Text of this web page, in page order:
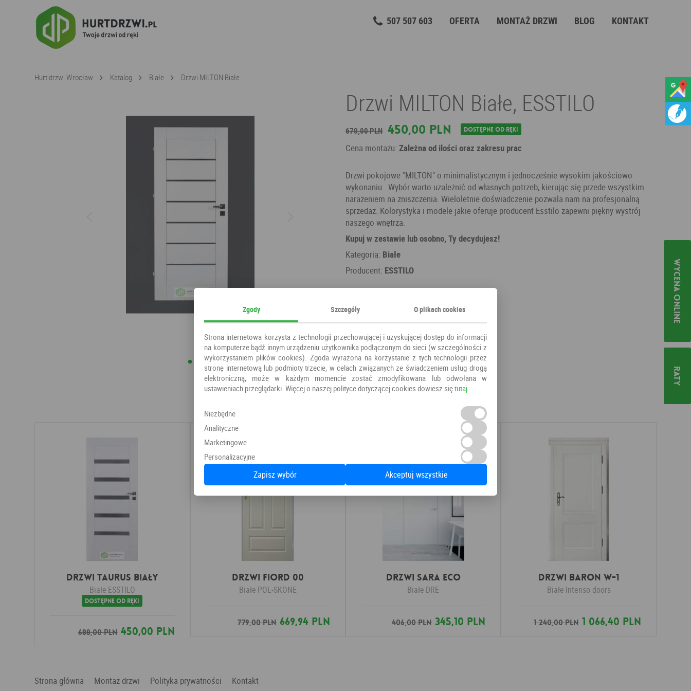
507 507 603 OFERTA MONTAŻ DRZWI BLOG KONTAKT
Hurt drzwi Wrocław Katalog Białe Drzwi MILTON Białe
Drzwi MILTON Białe, ESSTILO
670,00 PLN 450,00 PLN Dostępne od ręki
Cena montażu: Zależna od ilości oraz zakresu prac
Drzwi pokojowe "MILTON" o minimalistycznym i jednocześnie wysokim jakościowo
wykonaniu . Wybór warto uzależnić od własnych potrzeb, kierując się przede wszystkim
narażeniem na zniszczenia. Wieloletnie doświadczenie pozwala nam na profesjonalną
sprzedaż. Kolorystyka i modele jakie oferuje producent Esstilo zapewni piękny wystrój
naszego wnętrza.
Kupuj w zestawie lub osobno, Ty decydujesz!
Kategoria: Białe
Producent: ESSTILO
Drzwi TAURUS Biały
Białe ESSTILO
Dostępne od ręki
688,00 PLN450,00 PLN
Drzwi Fiord 00
Białe POL-SKONE
779,00 PLN669,94 PLN
DRZWI SARA ECO
Białe DRE
406,00 PLN345,10 PLN
Drzwi Baron W-1
Białe Intenso doors
1 240,00 PLN1 066,40 PLN
Strona główna Montaż drzwi Polityka prywatności Kontakt
Zgody Szczegóły O plikach cookies
Strona internetowa korzysta z technologii przechowującej i uzyskującej dostęp do informacji
na komputerze bądź innym urządzeniu użytkownika podłączonym do sieci (w szczególności z
wykorzystaniem plików cookies). Zgoda wyrażona na korzystanie z tych technologii przez
stronę internetową lub podmioty trzecie, w celach związanych ze świadczeniem usług drogą
elektroniczną, może w każdym momencie zostać zmodyfikowana lub odwołana w
ustawieniach przeglądarki. Więcej o naszej polityce dotyczącej cookies dowiesz siętutaj
Niezbędne
Analityczne
Marketingowe
Personalizacyjne
Zapisz wybór Akceptuj wszystkie
Wycena online
Raty